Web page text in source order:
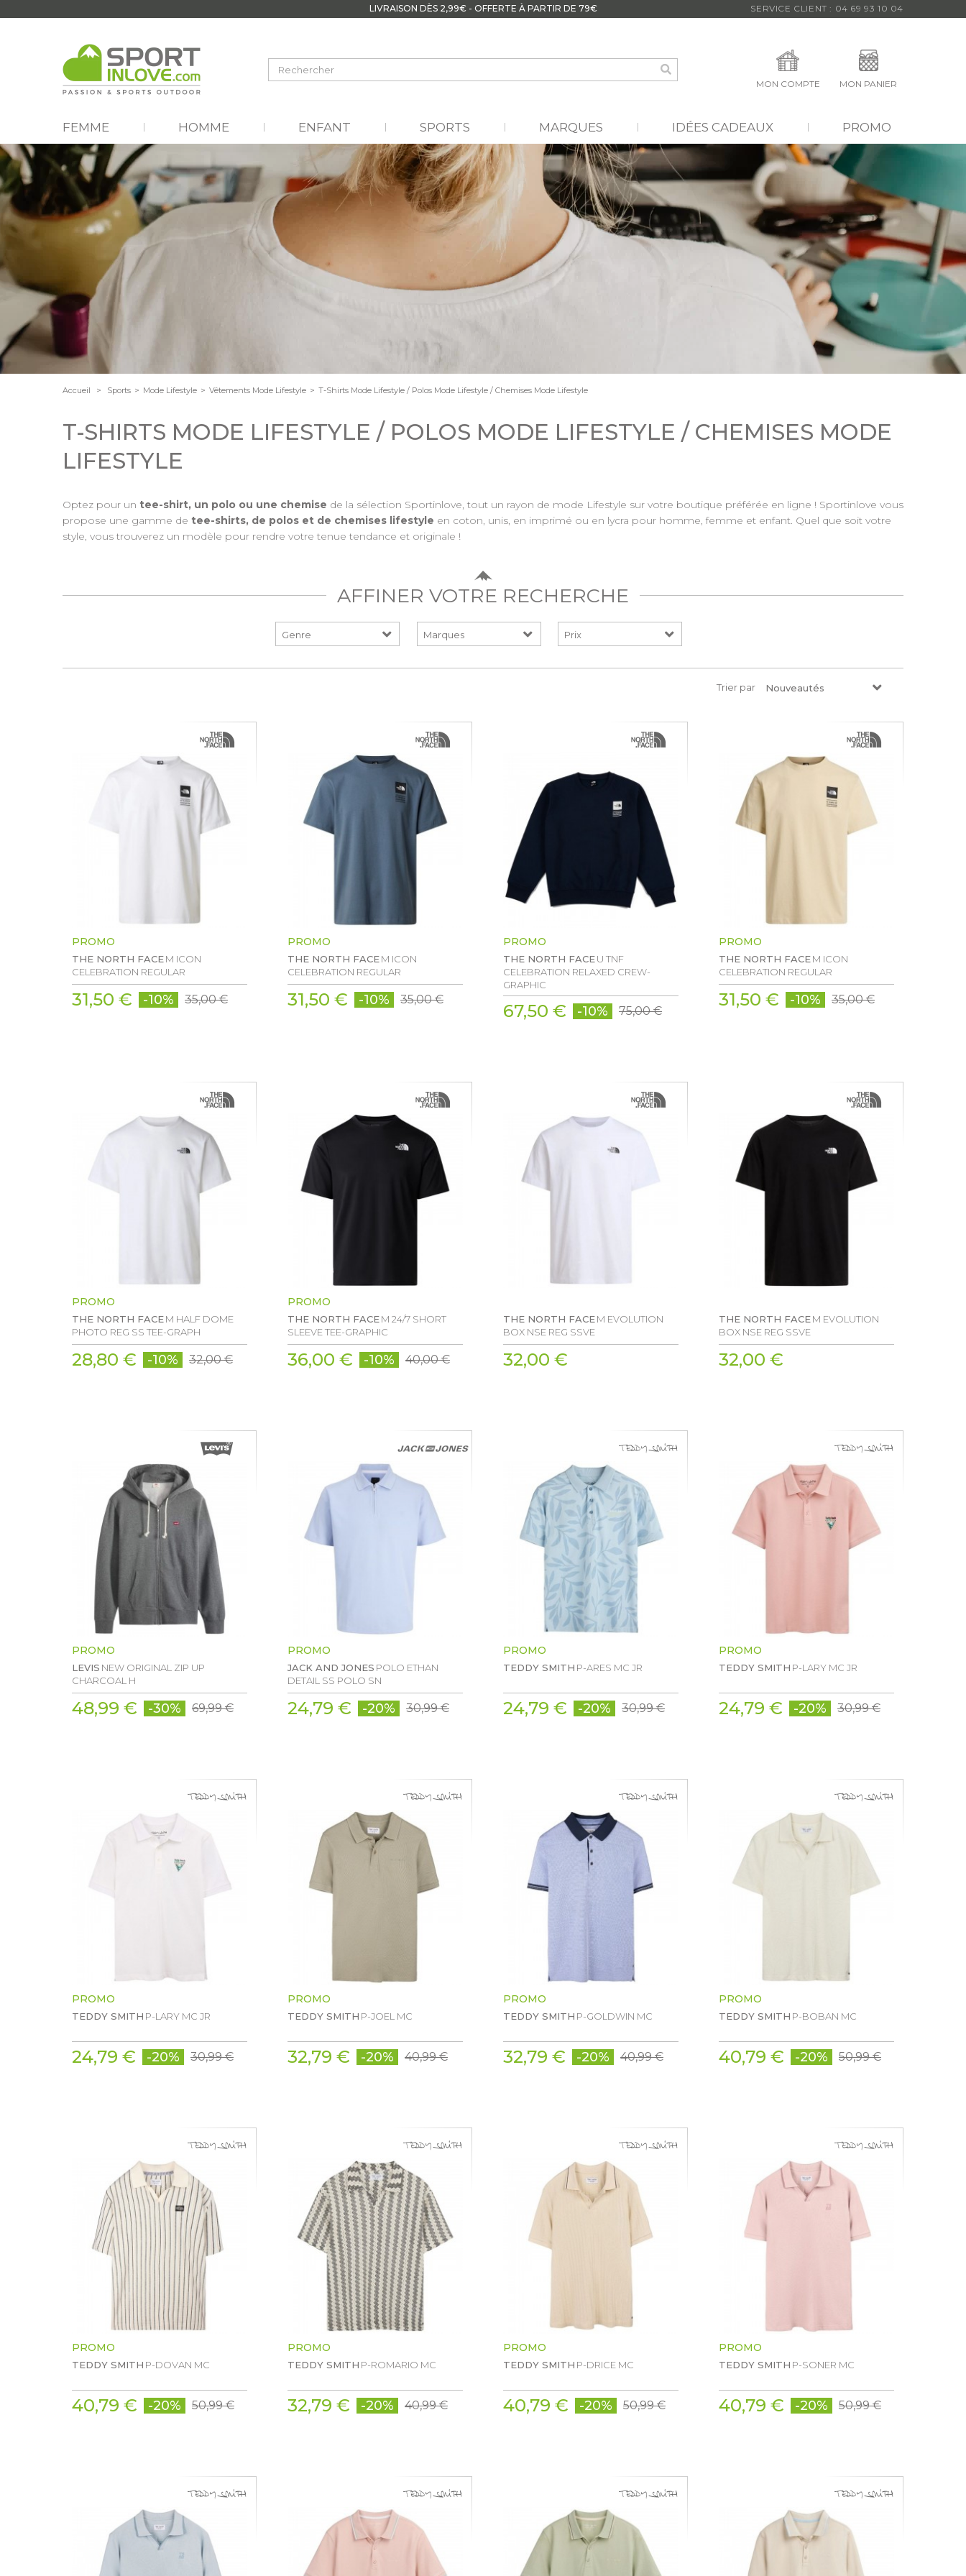
LIVRAISON DÈS 2,99€ - OFFERTE À PARTIR DE 79€ SERVICE CLIENT : 04 69 93 10 04
MON COMPTE MON PANIER
FEMME HOMME ENFANT SPORTS MARQUES IDÉES CADEAUX PROMO
Accueil > Sports > Mode Lifestyle > Vêtements Mode Lifestyle > T-Shirts Mode Lifestyle / Polos Mode Lifestyle / Chemises Mode Lifestyle
T-SHIRTS MODE LIFESTYLE / POLOS MODE LIFESTYLE / CHEMISES MODE
LIFESTYLE
Optez pour un tee-shirt, un polo ou une chemise de la sélection Sportinlove, tout un rayon de mode Lifestyle sur votre boutique préférée en ligne ! Sportinlove vous
propose une gamme de tee-shirts, de polos et de chemises lifestyle en coton, unis, en imprimé ou en lycra pour homme, femme et enfant. Quel que soit votre
style, vous trouverez un modèle pour rendre votre tenue tendance et originale !
AFFINER VOTRE RECHERCHE
Prix
Trier par Nouveautés
PROMO
THE NORTH FACEM ICON
CELEBRATION REGULAR
31,50 € -10% 35,00 €
PROMO
THE NORTH FACEM ICON
CELEBRATION REGULAR
31,50 € -10% 35,00 €
PROMO
THE NORTH FACEU TNF
CELEBRATION RELAXED CREW-
GRAPHIC
67,50 € -10% 75,00 €
PROMO
THE NORTH FACEM ICON
CELEBRATION REGULAR
31,50 € -10% 35,00 €
PROMO
THE NORTH FACEM HALF DOME
PHOTO REG SS TEE-GRAPH
28,80 € -10% 32,00 €
PROMO
THE NORTH FACEM 24/7 SHORT
SLEEVE TEE-GRAPHIC
36,00 € -10% 40,00 €
THE NORTH FACEM EVOLUTION
BOX NSE REG SSVE
32,00 €
THE NORTH FACEM EVOLUTION
BOX NSE REG SSVE
32,00 €
PROMO
LEVIS NEW ORIGINAL ZIP UP
CHARCOAL H
48,99 € -30% 69,99 €
PROMO
JACK AND JONES POLO ETHAN
DETAIL SS POLO SN
24,79 € -20% 30,99 €
PROMO
TEDDY SMITH P-ARES MC JR
24,79 € -20% 30,99 €
PROMO
TEDDY SMITH P-LARY MC JR
24,79 € -20% 30,99 €
PROMO
TEDDY SMITH P-LARY MC JR
24,79 € -20% 30,99 €
PROMO
TEDDY SMITH P-JOEL MC
32,79 € -20% 40,99 €
PROMO
TEDDY SMITH P-GOLDWIN MC
32,79 € -20% 40,99 €
PROMO
TEDDY SMITH P-BOBAN MC
40,79 € -20% 50,99 €
PROMO
TEDDY SMITH P-DOVAN MC
40,79 € -20% 50,99 €
PROMO
TEDDY SMITH P-ROMARIO MC
32,79 € -20% 40,99 €
PROMO
TEDDY SMITH P-DRICE MC
40,79 € -20% 50,99 €
PROMO
TEDDY SMITH P-SONER MC
40,79 € -20% 50,99 €